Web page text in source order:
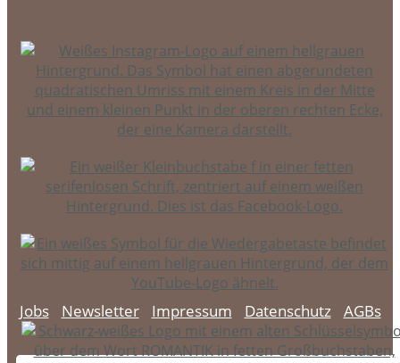
Jobs Newsletter Impressum Datenschutz AGBs